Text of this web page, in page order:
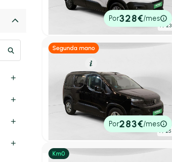
1/ 23
46.183 km100cvManual
18.490€ Por328€/mes
1/ 25
Peugeot Rifter
1.5 BLUEHDI 100CV ALLURE
BUSINESS STD 4P
202418.100 km100cvManual
Por283€/mes